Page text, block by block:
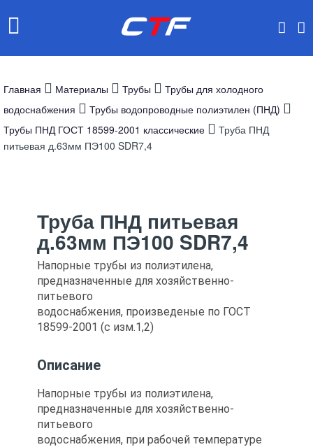
Главная Материалы Трубы
Трубы для холодного
водоснабжения
Трубы водопроводные полиэтилен (ПНД)
Трубы ПНД ГОСТ 18599-2001 классические
Труба ПНД
питьевая д.63мм ПЭ100 SDR7,4
Труба ПНД питьевая
д.63мм ПЭ100 SDR7,4
Напорные трубы из полиэтилена,
предназначенные для хозяйственно-
питьевого
водоснабжения, произведеные по ГОСТ
18599-2001 (с изм.1,2)
Описание
Напорные трубы из полиэтилена,
предназначенные для хозяйственно-
питьевого
водоснабжения, при рабочей температуре